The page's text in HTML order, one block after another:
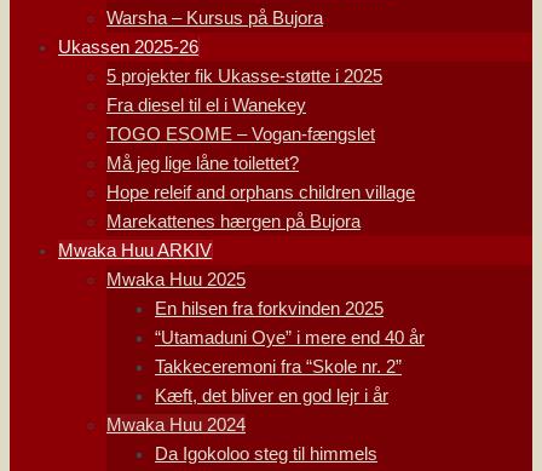
Warsha – Kursus på Bujora
Ukassen 2025-26
5 projekter fik Ukasse-støtte i 2025
Fra diesel til el i Wanekey
TOGO ESOME – Vogan-fængslet
Må jeg lige låne toilettet?
Hope releif and orphans children village
Marekattenes hærgen på Bujora
Mwaka Huu ARKIV
Mwaka Huu 2025
En hilsen fra forkvinden 2025
“Utamaduni Oye” i mere end 40 år
Takkeceremoni fra “Skole nr. 2”
Kæft, det bliver en god lejr i år
Mwaka Huu 2024
Da Igokoloo steg til himmels